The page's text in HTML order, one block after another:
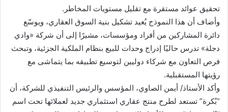
تحقيق عوائد مستقرة مع تقليل مستويات المخاطر.
وأضاف أن هذا النموذج يُعيد تشكيل بنية السوق العقاري، ويوسّع
دائرة المشاركين من أفراد ومؤسسات، مشيرًا إلى أن شركة «وادي
دجلة» تدرس حاليًا إدراج وحدات للبيع بنظام الملكية الجزئية، وتبحث
فرص التعاون مع شركاء دوليين لتوسيع تطبيقه بما يتماشى مع
رؤيتها المستقبلية.
وأكد الأستاذ/ أيمن الصاوي، المؤسس والرئيس التنفيذي للشركة، أن
“بُكرة” تستعد لطرح منتج عقاري استثماري جديد لعملائها تحت اسم